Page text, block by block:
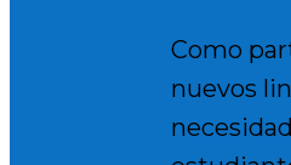
Como
nuevos